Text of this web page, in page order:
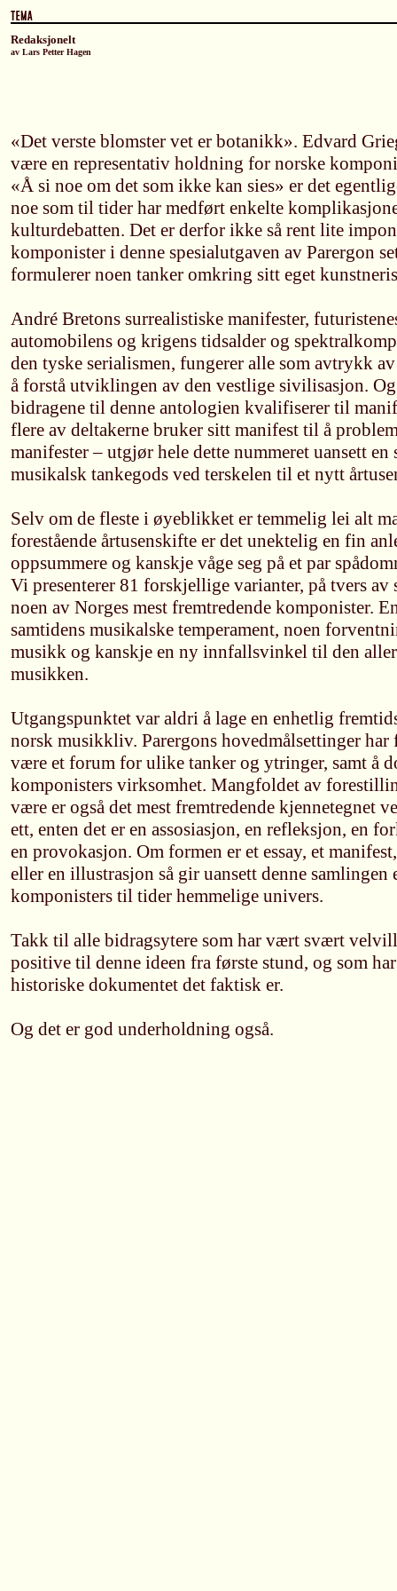
Redaksjonelt
av Lars Petter Hagen
«Det verste blomster vet er botanikk». Edvard
være en representativ holdning for norske
«Å si noe om det som ikke kan sies» er det
noe som til tider har medført enkelte
kulturdebatten. Det er derfor ikke så rent lite
komponister i denne spesialutgaven av Parergon
formulerer noen tanker omkring sitt eget
André Bretons surrealistiske manifester,
automobilens og krigens tidsalder og
den tyske serialismen, fungerer alle som avtrykk
å forstå utviklingen av den vestlige sivilisasjon.
bidragene til denne antologien kvalifiserer til
flere av deltakerne bruker sitt manifest til å
manifester – utgjør hele dette nummeret uansett
musikalsk tankegods ved terskelen til et nytt
Selv om de fleste i øyeblikket er temmelig lei alt
forestående årtusenskifte er det unektelig en fin
oppsummere og kanskje våge seg på et par
Vi presenterer 81 forskjellige varianter, på tvers av
noen av Norges mest fremtredende komponister.
samtidens musikalske temperament, noen
musikk og kanskje en ny innfallsvinkel til den
musikken.
Utgangspunktet var aldri å lage en enhetlig
norsk musikkliv. Parergons hovedmålsettinger
være et forum for ulike tanker og ytringer, samt å
komponisters virksomhet. Mangfoldet av
være er også det mest fremtredende kjennetegnet
ett, enten det er en assosiasjon, en refleksjon, en
en provokasjon. Om formen er et essay, et
eller en illustrasjon så gir uansett denne
komponisters til tider hemmelige univers.
Takk til alle bidragsytere som har vært svært
positive til denne ideen fra første stund, og som
historiske dokumentet det faktisk er.
Og det er god underholdning også.